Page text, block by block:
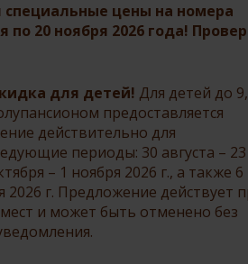
специальные цены на номера
по 20 ноября 2026 года!
для детей! Для детей до
предоставляется
действительно для
периоды: 30 августа – 23
– 1 ноября 2026 г., а также 6
2026 г. Предложение действует
и может быть отменено без